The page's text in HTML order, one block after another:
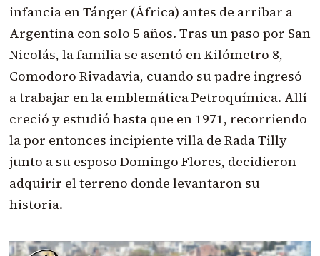
infancia en Tánger (África) antes de arribar a
Argentina con solo 5 años. Tras un paso por San
Nicolás, la familia se asentó en Kilómetro 8,
Comodoro Rivadavia, cuando su padre ingresó
a trabajar en la emblemática Petroquímica. Allí
creció y estudió hasta que en 1971, recorriendo
la por entonces incipiente villa de Rada Tilly
junto a su esposo Domingo Flores, decidieron
adquirir el terreno donde levantaron su
historia.